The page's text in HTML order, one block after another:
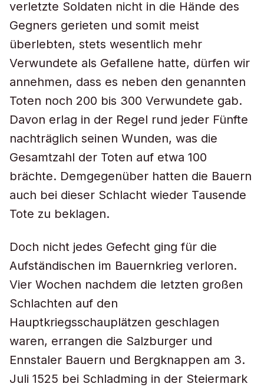
verletzte Soldaten nicht in die Hände des
Gegners gerieten und somit meist
überlebten, stets wesentlich mehr
Verwundete als Gefallene hatte, dürfen wir
annehmen, dass es neben den genannten
Toten noch 200 bis 300 Verwundete gab.
Davon erlag in der Regel rund jeder Fünfte
nachträglich seinen Wunden, was die
Gesamtzahl der Toten auf etwa 100
brächte. Demgegenüber hatten die Bauern
auch bei dieser Schlacht wieder Tausende
Tote zu beklagen.
Doch nicht jedes Gefecht ging für die
Aufständischen im Bauernkrieg verloren.
Vier Wochen nachdem die letzten großen
Schlachten auf den
Hauptkriegsschauplätzen geschlagen
waren, errangen die Salzburger und
Ennstaler Bauern und Bergknappen am 3.
Juli 1525 bei Schladming in der Steiermark